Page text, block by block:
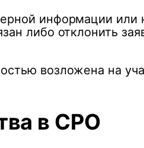
информации или
либо отклонить
возложена на
в СРО